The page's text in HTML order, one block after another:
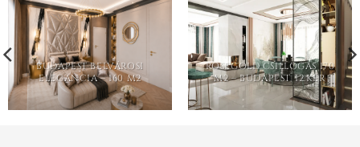
BUDAPEST BELVÁROSI
ELEGANCIA – 160 M2
ROSEGOLD CSILLOGÁS 170
M2 – BUDAPEST, 12.KER